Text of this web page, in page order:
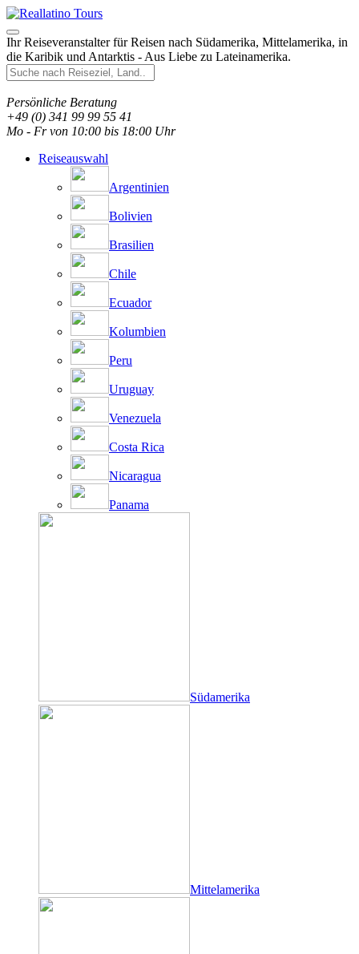
Ihr Reiseveranstalter für Reisen nach Südamerika, Mittelamerika, in
die Karibik und Antarktis - Aus Liebe zu Lateinamerika.
Persönliche Beratung
+49 (0) 341 99 99 55 41
Mo - Fr von 10:00 bis 18:00 Uhr
Reiseauswahl
Argentinien
Bolivien
Brasilien
Chile
Ecuador
Kolumbien
Peru
Uruguay
Venezuela
Costa Rica
Nicaragua
Panama
Südamerika
Mittelamerika